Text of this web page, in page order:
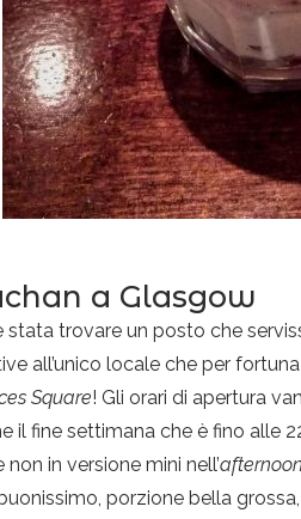
a Glasgow
stata trovare un posto che
all’unico locale che per
Square! Gli orari di apertura
il fine settimana che è fino alle
in versione mini nell’
porzione bella